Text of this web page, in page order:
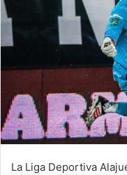
La Liga Deportiva